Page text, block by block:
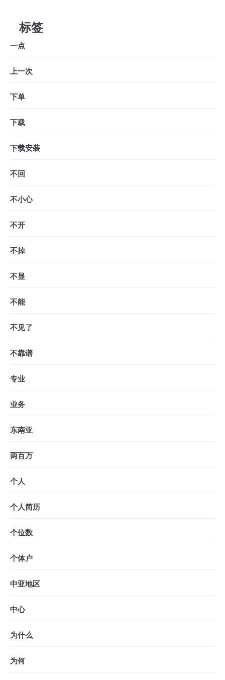
标签
一点
上一次
下单
下载
下载安装
不回
不小心
不开
不掉
不显
不能
不见了
不靠谱
专业
业务
东南亚
两百万
个人
个人简历
个位数
个体户
中亚地区
中心
为什么
为何